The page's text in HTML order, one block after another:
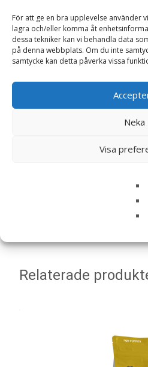
För att ge en bra upplevelse använder
lagra och/eller komma åt
dessa tekniker kan vi behandla data
på denna webbplats. Om du inte
samtycke kan detta påverka vissa
Neka
Visa
Din recension *
Relaterade